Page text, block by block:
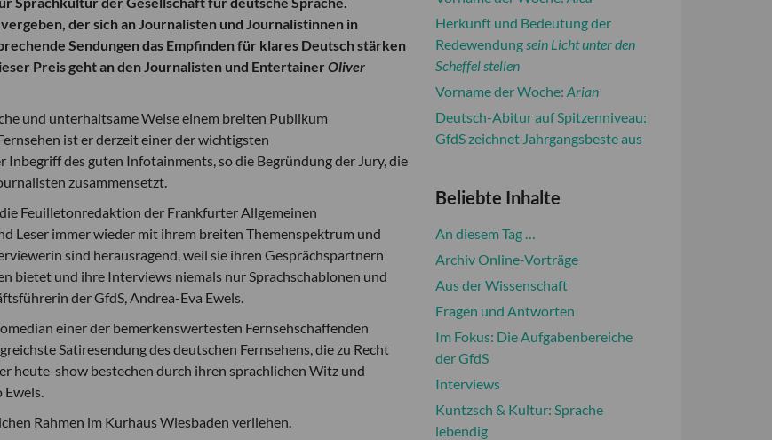
der sich an Journalisten und Journalistinnen in
Sendungen das Empfinden für klares Deutsch stärken
Preis geht an den Journalisten und Entertainer Oliver
und unterhaltsame Weise einem breiten Publikum
ist er derzeit einer der wichtigsten
des guten Infotainments, so die Begründung der Jury, die
zusammensetzt.
Feuilletonredaktion der Frankfurter Allgemeinen
Leser immer wieder mit ihrem breiten Themenspektrum und
sind herausragend, weil sie ihren Gesprächspartnern
bietet und ihre Interviews niemals nur Sprachschablonen und
der GfdS, Andrea-Eva Ewels.
einer der bemerkenswertesten Fernsehschaffenden
Satiresendung des deutschen Fernsehens, die zu Recht
heute-show bestechen durch ihren sprachlichen Witz und
Ewels.
Rahmen im Kurhaus Wiesbaden verliehen.
Herkunft und Bedeutung der
Redewendungsein Licht unter den
Scheffel stellen
Vorname der Woche: Arian
Deutsch-Abitur auf Spitzenniveau:
GfdS zeichnet Jahrgangsbeste aus
Beliebte Inhalte
An diesem Tag …
Archiv Online-Vorträge
Aus der Wissenschaft
Fragen und Antworten
Im Fokus: Die Aufgabenbereiche
der GfdS
Interviews
Kuntzsch & Kultur: Sprache
lebendig